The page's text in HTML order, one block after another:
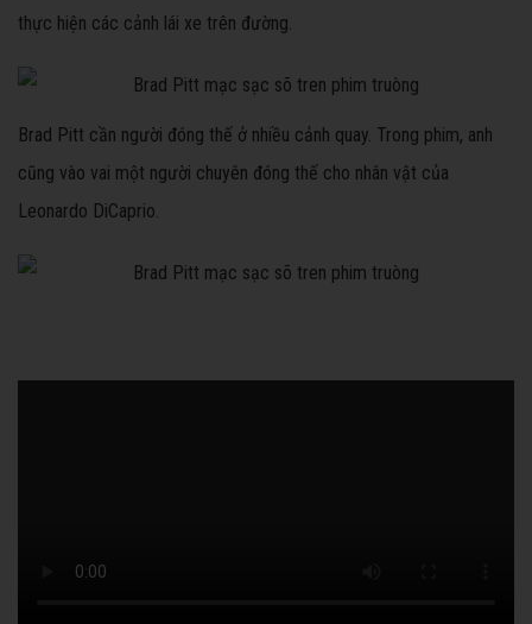
thực hiện các cảnh lái xe trên đường.
Brad Pitt cần người đóng thế ở nhiều cảnh quay. Trong phim, anh
cũng vào vai một người chuyên đóng thế cho nhân vật của
Leonardo DiCaprio.